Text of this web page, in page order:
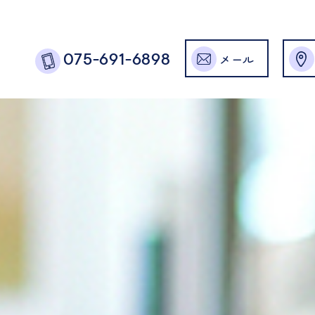
075-691-6898 メール